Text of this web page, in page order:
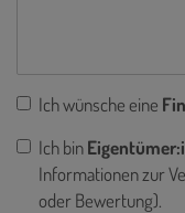
Ich wünsche eine
Ich bin
Informationen zur
oder Bewertung).